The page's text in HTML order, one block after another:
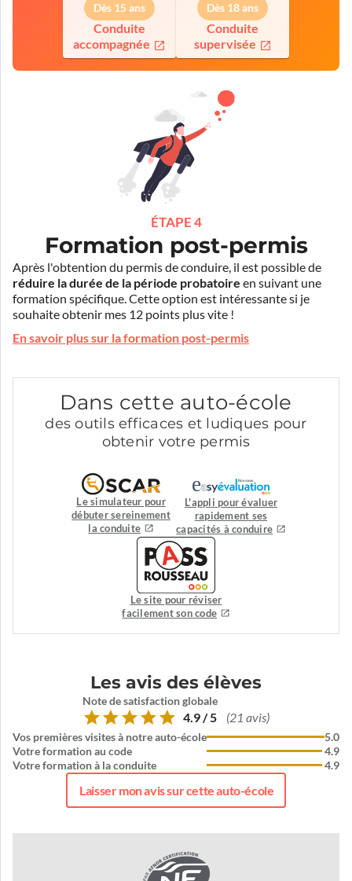
Dès 15 ans
Conduite
accompagnée
Dès 18 ans
Conduite
supervisée
ÉTAPE 4
Formation post-permis
Après l'obtention du permis de conduire, il est possible de
réduire la durée de la période probatoire en suivant une
formation spécifique. Cette option est intéressante si je
souhaite obtenir mes 12 points plus vite !
En savoir plus sur la formation post-permis
Dans cette auto-école
des outils efficaces et ludiques pour
obtenir votre permis
Le simulateur pour
débuter sereinement
la conduite
L'appli pour évaluer
rapidement ses
capacités à conduire
Le site pour réviser
facilement son code
Les avis des élèves
Note de satisfaction globale
4.9 / 5 (21 avis)
Vos premières visites à notre auto-école
Votre formation au code
Votre formation à la conduite
5.0
4.9
4.9
Laisser mon avis sur cette auto-école